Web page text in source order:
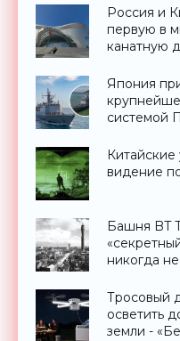
Россия и
первую в
канатную
Япония
системой
видение
Башня BT
никогда
Тросовый
осветить
земли -